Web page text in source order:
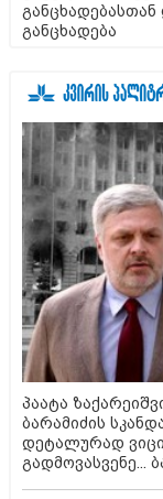
განცხადება
პაატა
ბარამიძის
დეტალურად
გადმოვასვენე...